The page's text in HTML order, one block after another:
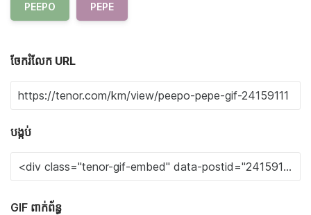
PEEPO PEPE
ចែករំលែក URL
បង្កប់
GIF ពាក់ព័ន្ធ